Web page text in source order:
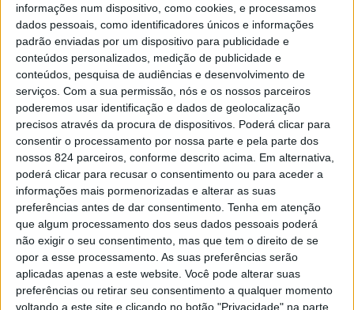
informações num dispositivo, como cookies, e processamos
dados pessoais, como identificadores únicos e informações
padrão enviadas por um dispositivo para publicidade e
conteúdos personalizados, medição de publicidade e
conteúdos, pesquisa de audiências e desenvolvimento de
serviços. Com a sua permissão, nós e os nossos parceiros
poderemos usar identificação e dados de geolocalização
precisos através da procura de dispositivos. Poderá clicar para
consentir o processamento por nossa parte e pela parte dos
nossos 824 parceiros, conforme descrito acima. Em alternativa,
poderá clicar para recusar o consentimento ou para aceder a
informações mais pormenorizadas e alterar as suas
preferências antes de dar consentimento. Tenha em atenção
que algum processamento dos seus dados pessoais poderá
não exigir o seu consentimento, mas que tem o direito de se
opor a esse processamento. As suas preferências serão
aplicadas apenas a este website. Você pode alterar suas
preferências ou retirar seu consentimento a qualquer momento
voltando a este site e clicando no botão "Privacidade" na parte
Azemeis.NET
LAB
22 de Junho de 2021, 12:46
Necrologia,Palmaz
Margarida Rosa Nunes
da Silva (1935-2021)
Faleceu com 85 anos e residia na Rua do Pedregoso
(Lugar do Prazo), na freguesia de Palmaz. A família
participa que o funeral se realizará hoje, terça-feira, dia 22